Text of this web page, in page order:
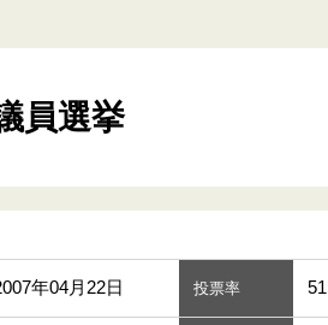
員選挙
年04月22日 投票率